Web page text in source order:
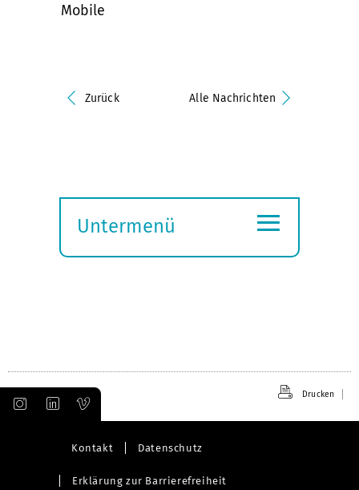
Mobile
Zurück Alle Nachrichten
Untermenü
≡
Drucken
Kontakt Datenschutz
Erklärung zur Barrierefreiheit